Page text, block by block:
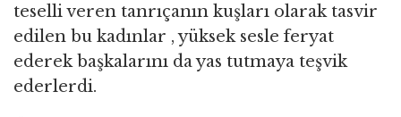
teselli veren tanrıçanın kuşları olarak tasvir
edilen bu kadınlar , yüksek sesle feryat
ederek başkalarını da yas tutmaya teşvik
ederlerdi.